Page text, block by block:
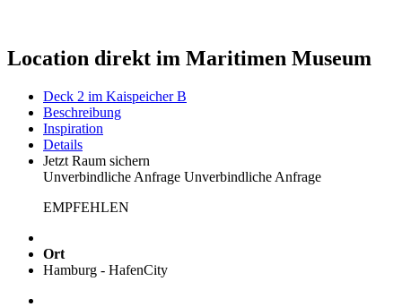
Location direkt im Maritimen Museum
Deck 2 im Kaispeicher B
Beschreibung
Inspiration
Details
Jetzt Raum sichern
Unverbindliche Anfrage Unverbindliche Anfrage
EMPFEHLEN
Ort
Hamburg - HafenCity